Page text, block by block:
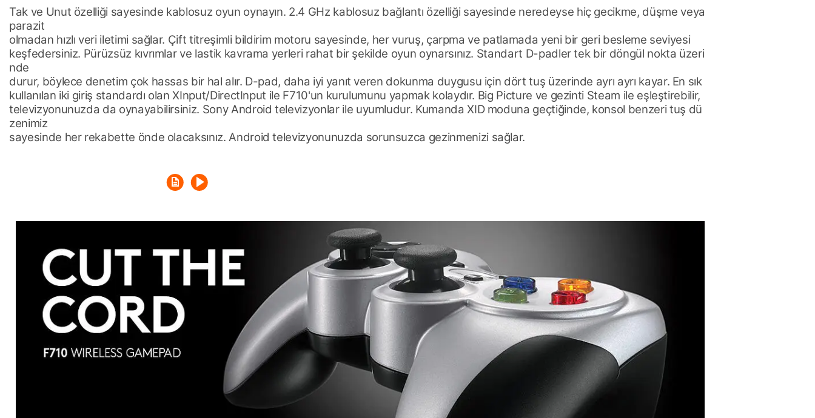
Tak ve Unut özelliği sayesinde kablosuz oyun oynayın. 2.4 GHz kablosuz bağlantı özelliği sayesinde neredeyse hiç gecikme, düşme veya
parazit
olmadan hızlı veri iletimi sağlar. Çift titreşimli bildirim motoru sayesinde, her vuruş, çarpma ve patlamada yeni bir geri besleme seviyesi
keşfedersiniz. Pürüzsüz kıvrımlar ve lastik kavrama yerleri rahat bir şekilde oyun oynarsınız. Standart D-padler tek bir döngül nokta üzeri
nde
durur, böylece denetim çok hassas bir hal alır. D-pad, daha iyi yanıt veren dokunma duygusu için dört tuş üzerinde ayrı ayrı kayar. En sık
kullanılan iki giriş standardı olan XInput/DirectInput ile F710'un kurulumunu yapmak kolaydır. Big Picture ve gezinti Steam ile eşleştirebilir,
televizyonunuzda da oynayabilirsiniz. Sony Android televizyonlar ile uyumludur. Kumanda XID moduna geçtiğinde, konsol benzeri tuş dü
zenimiz
sayesinde her rekabette önde olacaksınız. Android televizyonunuzda sorunsuzca gezinmenizi sağlar.